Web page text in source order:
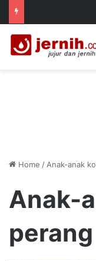
Home / Anak-anak
Anak-
perang